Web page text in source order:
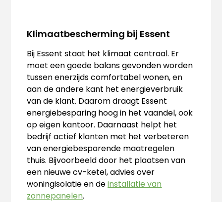
Klimaatbescherming bij Essent
Bij Essent staat het klimaat centraal. Er
moet een goede balans gevonden worden
tussen enerzijds comfortabel wonen, en
aan de andere kant het energieverbruik
van de klant. Daarom draagt Essent
energiebesparing hoog in het vaandel, ook
op eigen kantoor. Daarnaast helpt het
bedrijf actief klanten met het verbeteren
van energiebesparende maatregelen
thuis. Bijvoorbeeld door het plaatsen van
een nieuwe cv-ketel, advies over
woningisolatie en deinstallatie van
zonnepanelen.